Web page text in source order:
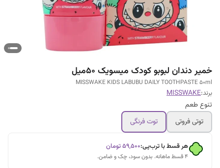
خمیر دندان لبوبو کودک میسویک 50میل
MISSWAKE KIDS LABUBU DAILY TOOTHPASTE 50ml
برند:MISSWAKE
تنوع طعم
توتی فروتی
توت فرنگی
هر قسط با ترب‌پی:۵۹٬۵۰۰تومان
۴ قسط ماهانه. بدون سود، چک و ضامن.